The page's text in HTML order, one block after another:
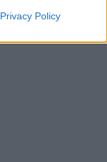
Privacy Policy